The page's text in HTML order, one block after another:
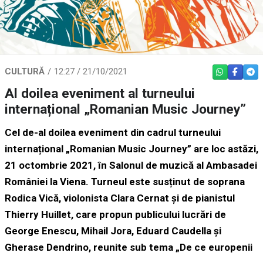
CULTURĂ 12:27 / 21/10/2021 WHATSAPP
Al doilea eveniment al turneului
internațional „Romanian Music Journey”
Cel de-al doilea eveniment din cadrul turneului
internațional „Romanian Music Journey” are loc astăzi,
21 octombrie 2021, în Salonul de muzică al Ambasadei
României la Viena. Turneul este susținut de soprana
Rodica Vică, violonista Clara Cernat și de pianistul
Thierry Huillet, care propun publicului lucrări de
George Enescu, Mihail Jora, Eduard Caudella și
Gherase Dendrino, reunite sub tema „De ce europenii